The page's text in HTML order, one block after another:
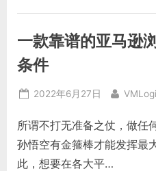
什
有
没
有
虚
拟
览
器
推
荐”
一款靠谱的亚马逊
条件
Posted
2022年6月27日 By
所谓不打无准备之仗，做任
孙悟空有金箍棒才能发挥最
此，想要在各大平…